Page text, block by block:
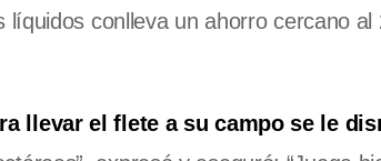
conlleva un ahorro cercano al
llevar el flete a su campo se le